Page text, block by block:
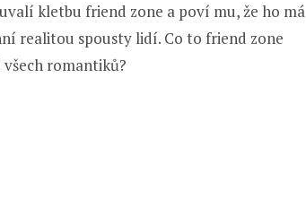
kletbu friend zone a poví mu, že ho má
realitou spousty lidí. Co to friend zone
romantiků?